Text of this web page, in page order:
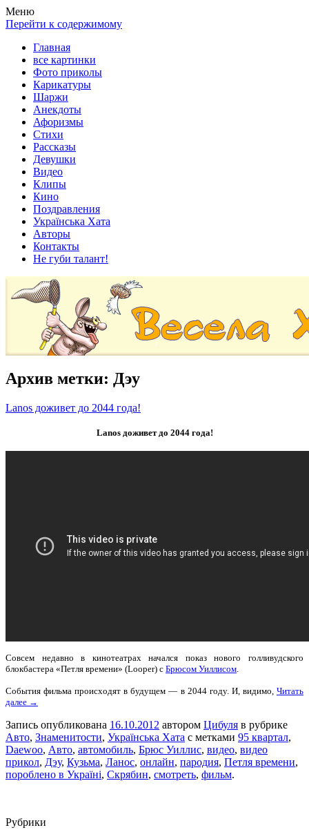
Весела хата — прикольные картинки, смешные истории,
клипы!
Покажем всем ваши фото приколы, карикатуры, шаржи, стихи,
рассказы, видео и песни!
Меню
Перейти к содержимому
Главная
все картинки
Фото приколы
Карикатуры
Шаржи
Анекдоты
Афоризмы
Стихи
Рассказы
Девушки
Видео
Клипы
Кино
Поздравления
Українська Хата
Авторы
Контакты
Не губи талант!
Архив метки: Дэу
Lanos доживет до 2044 года!
Lanos доживет до 2044 года!
Совсем недавно в кинотеатрах начался показ нового голливудского
блокбастера «Петля времени» (Looper) с Брюсом Уиллисом.
События фильма происходят в будущем — в 2044 году. И, видимо, Читать
далее →
Запись опубликована 16.10.2012 автором Цибуля в рубрике
Авто, Знаменитости, Українська Хата с метками 95 квартал,
Daewoo, Авто, автомобиль, Брюс Уиллис, видео, видео
прикол, Дэу, Кузьма, Ланос, онлайн, пародия, Петля времени,
пороблено в Україні, Скрябин, смотреть, фильм.
Рубрики